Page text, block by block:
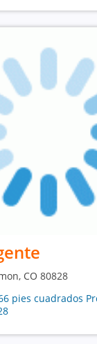
CO 80828
pies cuadrados